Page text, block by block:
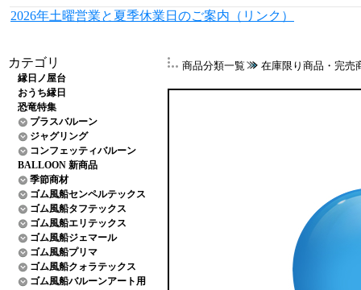
2026年土曜営業と夏季休業日のご案内（リンク）
カテゴリ
縁日ノ屋台
おうち縁日
恐竜特集
プラスバルーン
ジャグリング
コンフェッティバルーン
BALLOON 新商品
季節商材
ゴム風船センペルテックス
ゴム風船タフテックス
ゴム風船エリテックス
ゴム風船ジェマール
ゴム風船プリマ
ゴム風船クォラテックス
ゴム風船バルーンアート用
商品分類一覧 在庫限り商品・完売